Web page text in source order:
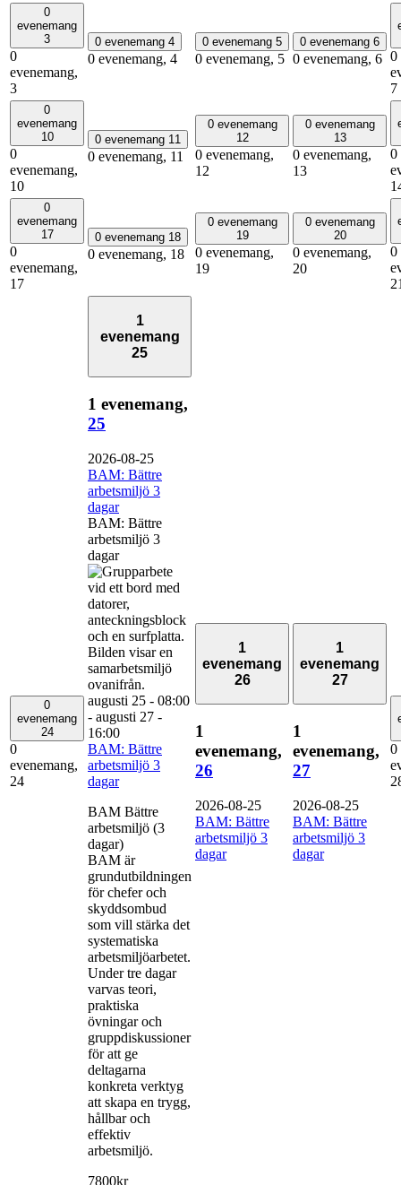
0
evenemang
3
0
evenemang,
3
0 evenemang 4
0 evenemang, 4
0 evenemang 5
0 evenemang, 5
0 evenemang 6
0 evenemang, 6 0
7
0
evenemang
10
0
evenemang,
10
0 evenemang 11
0 evenemang, 11
0 evenemang
12
0 evenemang,
12
0 evenemang
13
0 evenemang,
13
0
0
evenemang
17
0
evenemang,
17
0 evenemang 18
0 evenemang, 18
0 evenemang
19
0 evenemang,
19
0 evenemang
20
0 evenemang,
20
0
0
evenemang
24
0
evenemang,
24
1
evenemang
25
1 evenemang,
25
2026-08-25
BAM: Bättre
arbetsmiljö 3
dagar
BAM: Bättre
arbetsmiljö 3
dagar
augusti 25 - 08:00
- augusti 27 -
16:00
BAM: Bättre
arbetsmiljö 3
dagar
BAM Bättre
arbetsmiljö (3
dagar)
BAM är
grundutbildningen
för chefer och
skyddsombud
som vill stärka det
systematiska
arbetsmiljöarbetet.
Under tre dagar
varvas teori,
praktiska
övningar och
gruppdiskussioner
för att ge
deltagarna
konkreta verktyg
att skapa en trygg,
hållbar och
effektiv
arbetsmiljö.
7800kr
1
evenemang
26
1
evenemang,
26
2026-08-25
BAM: Bättre
arbetsmiljö 3
dagar
1
evenemang
27
1
evenemang,
27
2026-08-25
BAM: Bättre
arbetsmiljö 3
dagar
0